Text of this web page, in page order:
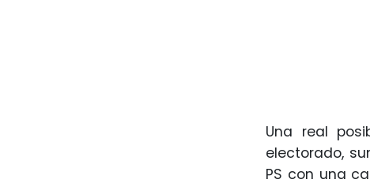
Una real
electorado,
PS con una